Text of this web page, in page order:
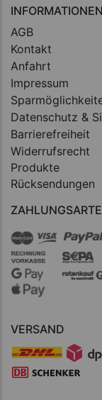
INFORMATIONEN
AGB
Kontakt
Anfahrt
Impressum
Datenschutz &
Barrierefreiheit
Widerrufsrecht
Produkte
Rücksendungen
VERSAND